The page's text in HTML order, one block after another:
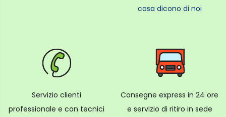
cosa dicono di noi
Servizio clienti
professionale e con tecnici
Consegne express in 24 ore
e servizio di ritiro in sede